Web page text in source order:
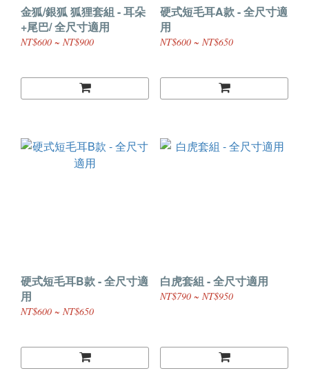
金狐/銀狐 狐狸套組 - 耳朵
+尾巴/ 全尺寸適用
NT$600 ~ NT$900
硬式短毛耳A款 - 全尺寸適
用
NT$600 ~ NT$650
硬式短毛耳B款 - 全尺寸適
用
NT$600 ~ NT$650
白虎套組 - 全尺寸適用
NT$790 ~ NT$950